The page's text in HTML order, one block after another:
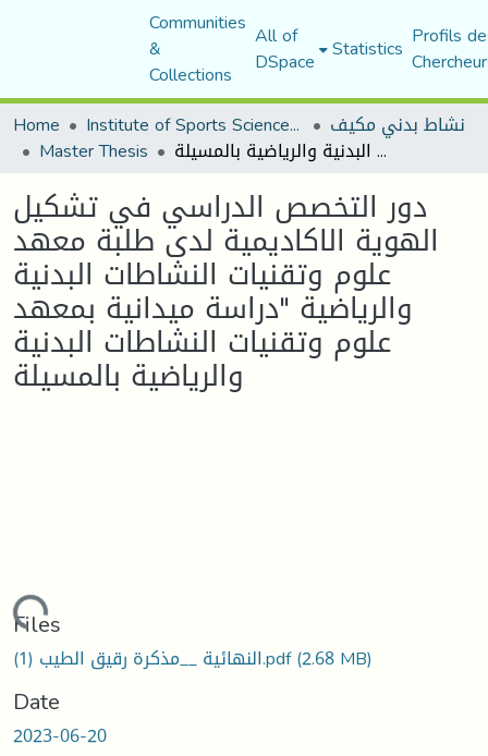
Communities
&
Collections
All of
DSpace Statistics Profils
Home
Institute of Sports Sciences and Techniques نشاط بدني مكيف
Master Thesis دور التخصص الدراسي في تشكيل الهوية الاكاديمية لدى طلبة معهد علوم وتقنيات النشاطات البدنية والرياضية "دراسة ميدانية بمعهد علوم وتقنيات النشاطات البدنية والرياضية بالمسيلة
دور التخصص الدراسي في تشكيل
الهوية الاكاديمية لدى طلبة معهد
علوم وتقنيات النشاطات البدنية
والرياضية "دراسة ميدانية بمعهد
علوم وتقنيات النشاطات البدنية
والرياضية بالمسيلة
Files
النهائية __مذكرة رقيق الطيب (1).pdf(2.68 MB)
Date
2023-06-20